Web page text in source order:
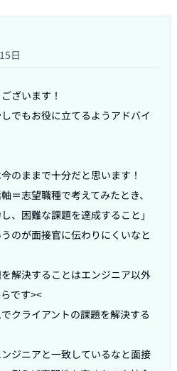
日
ざいます！
でもお役に立てるようアドバイ
のままで十分だと思います！
＝志望職種で考えてみたとき、
、困難な課題を達成すること」
のが面接官に伝わりにくいなと
解決することはエンジニア以外
です><
クライアントの課題を解決する
ジニアと一致しているなと面接